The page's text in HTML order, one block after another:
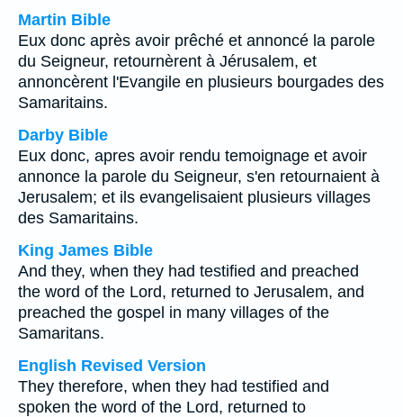
Martin Bible
Eux donc après avoir prêché et annoncé la parole
du Seigneur, retournèrent à Jérusalem, et
annoncèrent l'Evangile en plusieurs bourgades des
Samaritains.
Darby Bible
Eux donc, apres avoir rendu temoignage et avoir
annonce la parole du Seigneur, s'en retournaient à
Jerusalem; et ils evangelisaient plusieurs villages
des Samaritains.
King James Bible
And they, when they had testified and preached
the word of the Lord, returned to Jerusalem, and
preached the gospel in many villages of the
Samaritans.
English Revised Version
They therefore, when they had testified and
spoken the word of the Lord, returned to